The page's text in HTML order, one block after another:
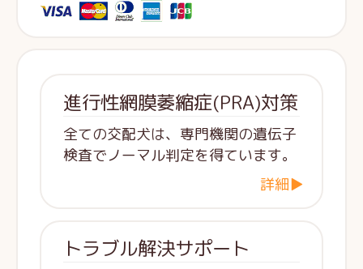
進行性網膜萎縮症(PRA)対策
全ての交配犬は、専門機関の遺伝子
検査でノーマル判定を得ています。
詳細▶
トラブル解決サポート